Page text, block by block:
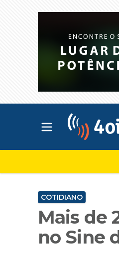
Abrir menu
COTIDIANO
Mais de
no Sine